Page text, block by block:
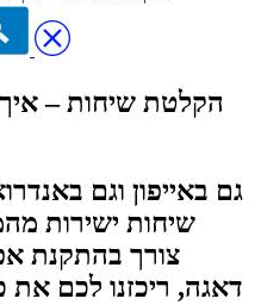
הקלטת שיחות – איך
גם באייפון וגם
שיחות ישירות
צורך בהתקנת
דאגה, ריכזנו לכם